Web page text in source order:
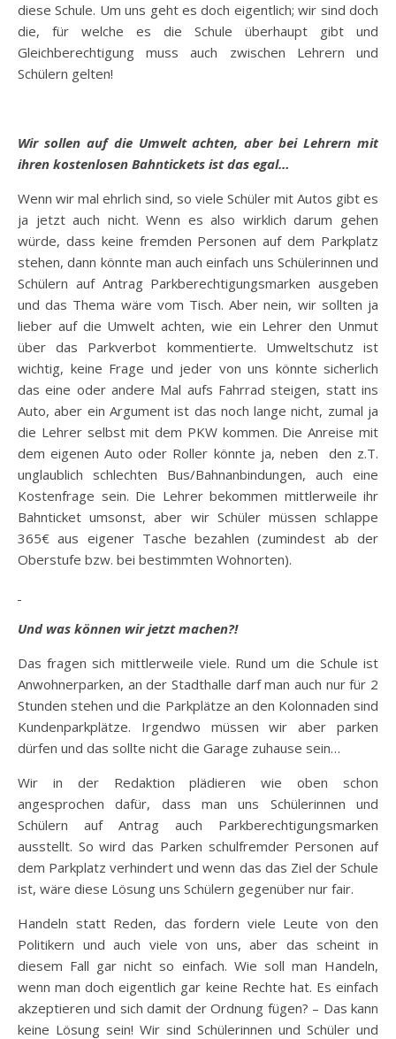
diese Schule. Um uns geht es doch eigentlich; wir sind doch
die, für welche es die Schule überhaupt gibt und
Gleichberechtigung muss auch zwischen Lehrern und
Schülern gelten!
Wir sollen auf die Umwelt achten, aber bei Lehrern mit
ihren kostenlosen Bahntickets ist das egal…
Wenn wir mal ehrlich sind, so viele Schüler mit Autos gibt es
ja jetzt auch nicht. Wenn es also wirklich darum gehen
würde, dass keine fremden Personen auf dem Parkplatz
stehen, dann könnte man auch einfach uns Schülerinnen und
Schülern auf Antrag Parkberechtigungsmarken ausgeben
und das Thema wäre vom Tisch. Aber nein, wir sollten ja
lieber auf die Umwelt achten, wie ein Lehrer den Unmut
über das Parkverbot kommentierte. Umweltschutz ist
wichtig, keine Frage und jeder von uns könnte sicherlich
das eine oder andere Mal aufs Fahrrad steigen, statt ins
Auto, aber ein Argument ist das noch lange nicht, zumal ja
die Lehrer selbst mit dem PKW kommen. Die Anreise mit
dem eigenen Auto oder Roller könnte ja, neben den z.T.
unglaublich schlechten Bus/Bahnanbindungen, auch eine
Kostenfrage sein. Die Lehrer bekommen mittlerweile ihr
Bahnticket umsonst, aber wir Schüler müssen schlappe
365€ aus eigener Tasche bezahlen (zumindest ab der
Oberstufe bzw. bei bestimmten Wohnorten).
Und was können wir jetzt machen?!
Das fragen sich mittlerweile viele. Rund um die Schule ist
Anwohnerparken, an der Stadthalle darf man auch nur für 2
Stunden stehen und die Parkplätze an den Kolonnaden sind
Kundenparkplätze. Irgendwo müssen wir aber parken
dürfen und das sollte nicht die Garage zuhause sein…
Wir in der Redaktion plädieren wie oben schon
angesprochen dafür, dass man uns Schülerinnen und
Schülern auf Antrag auch Parkberechtigungsmarken
ausstellt. So wird das Parken schulfremder Personen auf
dem Parkplatz verhindert und wenn das das Ziel der Schule
ist, wäre diese Lösung uns Schülern gegenüber nur fair.
Handeln statt Reden, das fordern viele Leute von den
Politikern und auch viele von uns, aber das scheint in
diesem Fall gar nicht so einfach. Wie soll man Handeln,
wenn man doch eigentlich gar keine Rechte hat. Es einfach
akzeptieren und sich damit der Ordnung fügen? – Das kann
keine Lösung sein! Wir sind Schülerinnen und Schüler und